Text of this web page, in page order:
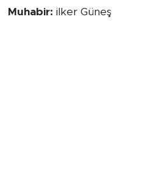
Muhabir: ilker Güneş